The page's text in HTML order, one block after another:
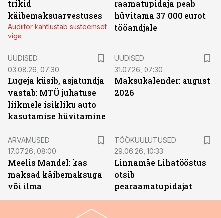
trikid
käibemaksuarvestuses
Audiitor kahtlustab süsteemset
viga
raamatupidaja peab
hüvitama 37 000 eurot
tööandjale
UUDISED
03.08.26, 07:30
Lugeja küsib, asjatundja
vastab: MTÜ juhatuse
liikmele isikliku auto
kasutamise hüvitamine
UUDISED
31.07.26, 07:30
Maksukalender: august
2026
ARVAMUSED
17.07.26, 08:00
Meelis Mandel: kas
maksad käibemaksuga
või ilma
TÖÖKUULUTUSED
29.06.26, 10:33
Linnamäe Lihatööstus
otsib
pearaamatupidajat